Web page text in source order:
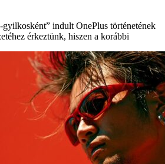
indult OnePlus történetének
érkeztünk, hiszen a korábbi